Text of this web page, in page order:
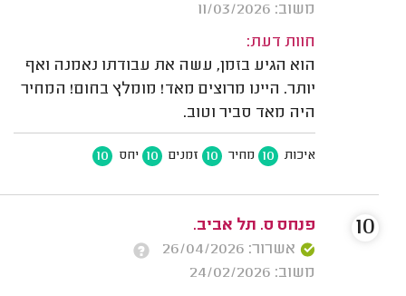
משוב: 11/03/2026
חוות דעת:
הוא הגיע בזמן, עשה את עבודתו נאמנה ואף
יותר. היינו מרוצים מאד! מומלץ בחום! המחיר
היה מאד סביר וטוב.
איכות 10 מחיר 10 זמנים 10 יחס 10
פנחס ס. תל אביב.
אשרור: 26/04/2026
משוב: 24/02/2026
10